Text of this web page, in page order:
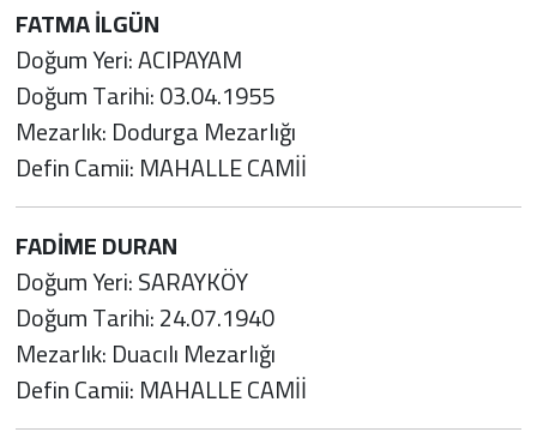
FATMA İLGÜN
Doğum Yeri: ACIPAYAM
Doğum Tarihi: 03.04.1955
Mezarlık: Dodurga Mezarlığı
Defin Camii: MAHALLE CAMİİ
FADİME DURAN
Doğum Yeri: SARAYKÖY
Doğum Tarihi: 24.07.1940
Mezarlık: Duacılı Mezarlığı
Defin Camii: MAHALLE CAMİİ